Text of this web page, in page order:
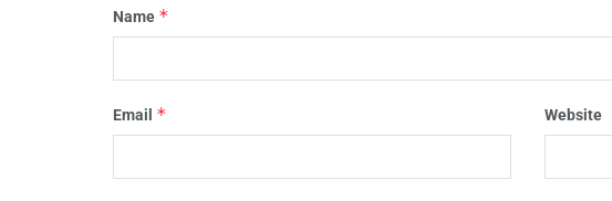
Name *
Email * Website